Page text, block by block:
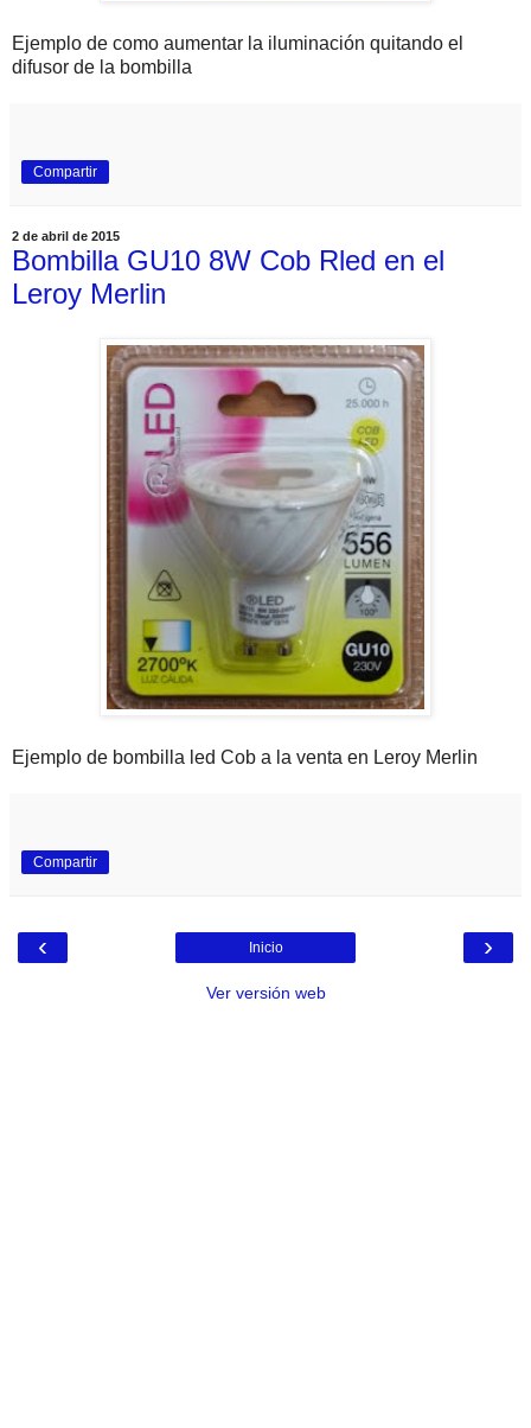
Ejemplo de como aumentar la iluminación quitando el
difusor de la bombilla
Compartir
2 de abril de 2015
Bombilla GU10 8W Cob Rled en el
Leroy Merlin
Ejemplo de bombilla led Cob a la venta en Leroy Merlin
Compartir
‹ ›
Inicio
Ver versión web